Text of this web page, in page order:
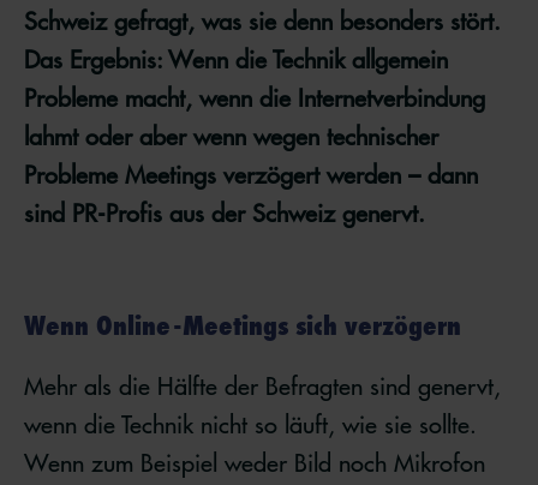
Schweiz gefragt, was sie denn besonders stört.
Das Ergebnis: Wenn die Technik allgemein
Probleme macht, wenn die Internetverbindung
lahmt oder aber wenn wegen technischer
Probleme Meetings verzögert werden – dann
sind PR-Profis aus der Schweiz genervt.
Wenn Online-Meetings sich verzögern
Mehr als die Hälfte der Befragten sind genervt,
wenn die Technik nicht so läuft, wie sie sollte.
Wenn zum Beispiel weder Bild noch Mikrofon